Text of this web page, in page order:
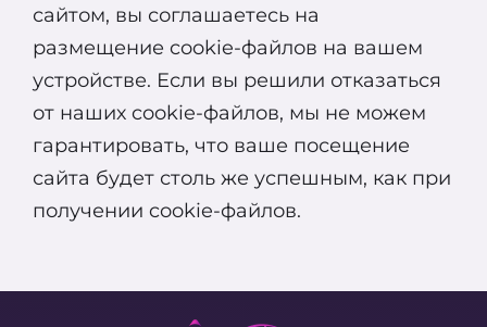
сайтом, вы соглашаетесь на
размещение cookie-файлов на вашем
устройстве. Если вы решили отказаться
от наших cookie-файлов, мы не можем
гарантировать, что ваше посещение
сайта будет столь же успешным, как при
получении cookie-файлов.